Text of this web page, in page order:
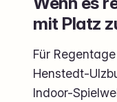
mit Platz
Für
Henstedt-
Indoor-